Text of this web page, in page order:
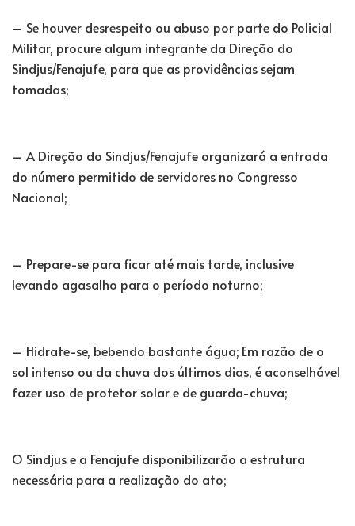
– Se houver desrespeito ou abuso por parte do Policial
Militar, procure algum integrante da Direção do
Sindjus/Fenajufe, para que as providências sejam
tomadas;
– A Direção do Sindjus/Fenajufe organizará a entrada
do número permitido de servidores no Congresso
Nacional;
– Prepare-se para ficar até mais tarde, inclusive
levando agasalho para o período noturno;
– Hidrate-se, bebendo bastante água; Em razão de o
sol intenso ou da chuva dos últimos dias, é aconselhável
fazer uso de protetor solar e de guarda-chuva;
O Sindjus e a Fenajufe disponibilizarão a estrutura
necessária para a realização do ato;